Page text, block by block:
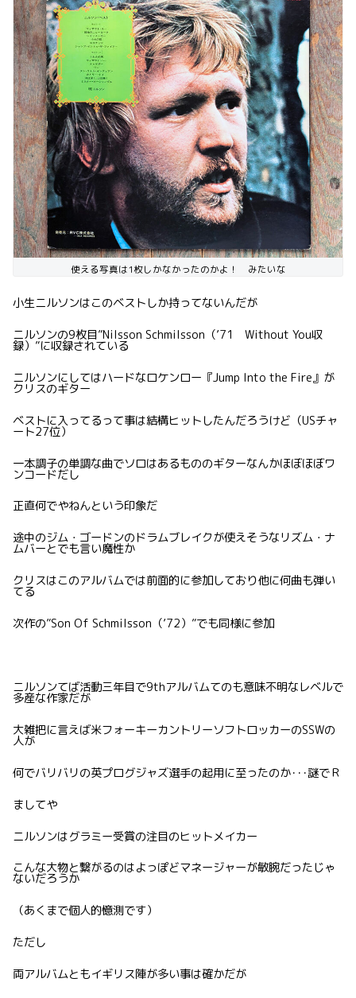
使える写真は1枚しかなかったのかよ！ みたいな
小生ニルソンはこのベストしか持ってないんだが
ニルソンの9枚目”Nilsson Schmilsson（’71 Without You収
録）”に収録されている
ニルソンにしてはハードなロケンロー『Jump Into the Fire』が
クリスのギター
ベストに入ってるって事は結構ヒットしたんだろうけど（USチャ
ート27位）
一本調子の単調な曲でソロはあるもののギターなんかほぼほぼワ
ンコードだし
正直何でやねんという印象だ
途中のジム・ゴードンのドラムブレイクが使えそうなリズム・ナ
ムバーとでも言い魔性か
クリスはこのアルバムでは前面的に参加しており他に何曲も弾い
てる
次作の”Son Of Schmilsson（’72）”でも同様に参加
ニルソンてば活動三年目で9thアルバムてのも意味不明なレベルで
多産な作家だが
大雑把に言えば米フォーキーカントリーソフトロッカーのSSWの
人が
何でバリバリの英プログジャズ選手の起用に至ったのか･･･謎でＲ
ましてや
ニルソンはグラミー受賞の注目のヒットメイカー
こんな大物と繋がるのはよっぽどマネージャーが敏腕だったじゃ
ないだろうか
（あくまで個人的憶測です）
ただし
両アルバムともイギリス陣が多い事は確かだが